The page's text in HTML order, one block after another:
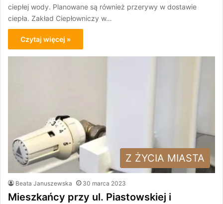
ciepłej wody. Planowane są również przerywy w dostawie
ciepła. Zakład Ciepłowniczy w…
Czytaj więcej »
Z ŻYCIA MIASTA
Beata Januszewska 30 marca 2023
Mieszkańcy przy ul. Piastowskiej i